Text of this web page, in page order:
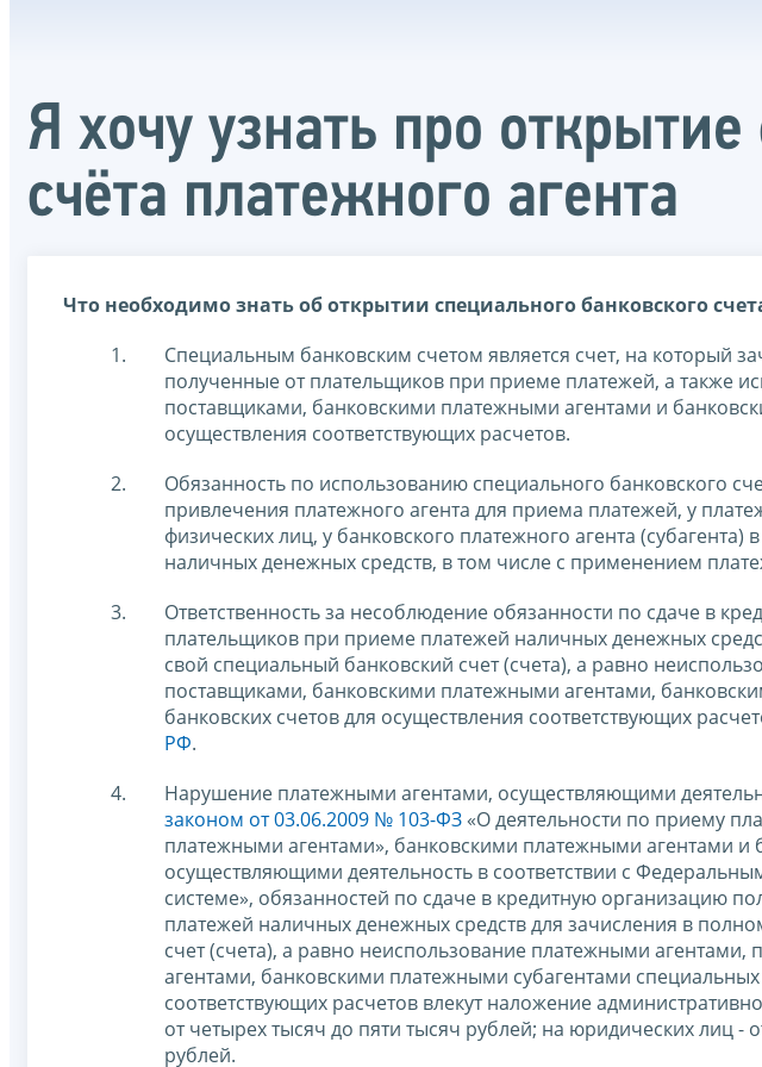
Я хочу узнать про
счёта платежного агента
Что необходимо знать об открытии специального банковского
Специальным банковским счетом является счет, на который
полученные от плательщиков при приеме платежей, а также
поставщиками, банковскими платежными агентами и
осуществления соответствующих расчетов.
Обязанность по использованию специального банковского
привлечения платежного агента для приема платежей, у
физических лиц, у банковского платежного агента (субагента)
наличных денежных средств, в том числе с применением
Ответственность за несоблюдение обязанности по сдаче в
плательщиков при приеме платежей наличных денежных
свой специальный банковский счет (счета), а равно
поставщиками, банковскими платежными агентами,
банковских счетов для осуществления соответствующих
РФ.
Нарушение платежными агентами, осуществляющими
законом от 03.06.2009 № 103-ФЗ «О деятельности по приему
платежными агентами», банковскими платежными агентами и
осуществляющими деятельность в соответствии с
системе», обязанностей по сдаче в кредитную организацию
платежей наличных денежных средств для зачисления в
счет (счета), а равно неиспользование платежными
агентами, банковскими платежными субагентами
соответствующих расчетов влекут наложение
от четырех тысяч до пяти тысяч рублей; на юридических лиц -
рублей.